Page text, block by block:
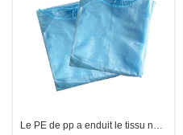
Le PE de pp a enduit le tissu non-